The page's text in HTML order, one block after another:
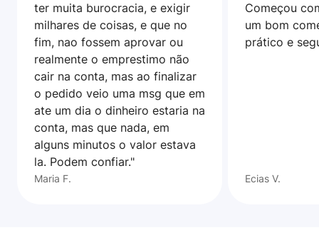
ter muita burocracia, e exigir
milhares de coisas, e que no
fim, nao fossem aprovar ou
realmente o emprestimo não
cair na conta, mas ao finalizar
o pedido veio uma msg que em
ate um dia o dinheiro estaria na
conta, mas que nada, em
alguns minutos o valor estava
la. Podem confiar."
Maria F.
Começou
um bom
prático e
Ecias V.